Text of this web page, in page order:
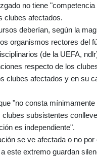
no tiene
clubes afectados.
deberían, según la
organismos rectores del
(de la UEFA,
respecto de los
clubes afectados y en su
"no consta
subsistentes
es independiente".
se ve afectada o no
este extremo guardan